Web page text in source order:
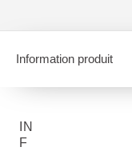
Information produit
IN
F